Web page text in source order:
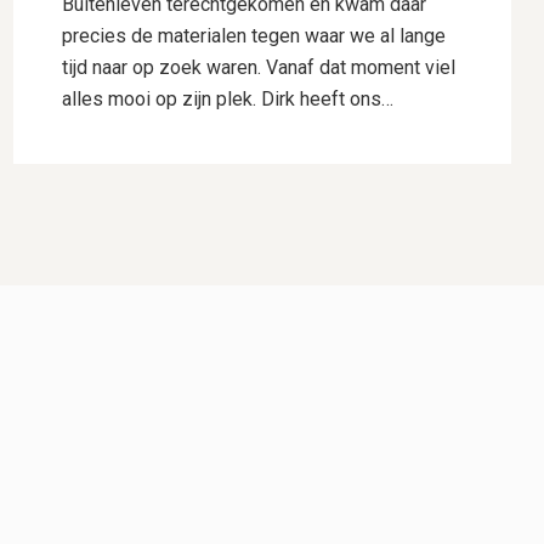
precies de materialen tegen waar we al lange
tijd naar op zoek waren. Vanaf dat moment viel
alles mooi op zijn plek. Dirk heeft ons